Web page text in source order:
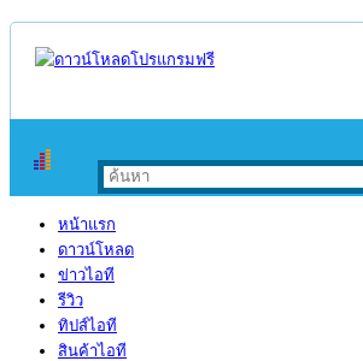
หน้าแรก
ดาวน์โหลด
ข่าวไอที
รีวิว
ทิปส์ไอที
สินค้าไอที